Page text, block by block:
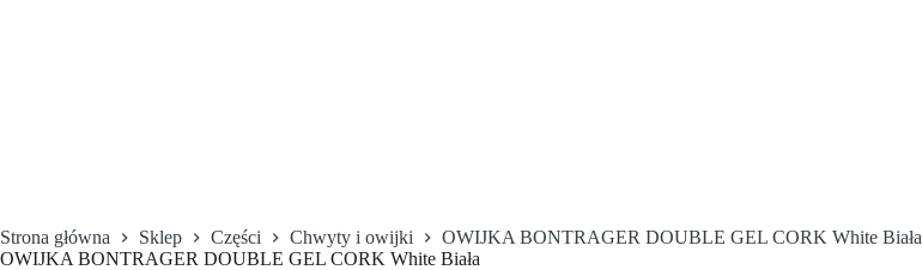
Strona główna Sklep Części Chwyty i owijki
OWIJKA BONTRAGER DOUBLE GEL CORK White Biała
OWIJKA BONTRAGER DOUBLE GEL CORK White Biała